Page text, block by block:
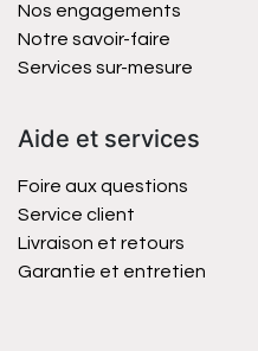
Nos engagements
Notre savoir-faire
Services sur-mesure
Aide et services
Foire aux questions
Service client
Livraison et retours
Garantie et entretien